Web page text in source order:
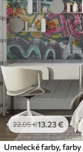
22.05€13.23€
Umelecké farby,